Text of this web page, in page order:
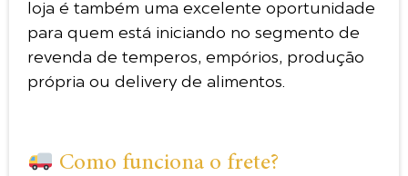
loja é também uma excelente oportunidade
para quem está iniciando no segmento de
revenda de temperos, empórios, produção
própria ou delivery de alimentos.
Como funciona o frete?